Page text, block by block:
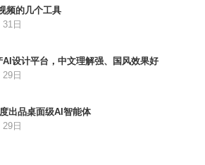
频的几个工具
日
AI设计平台，中文理解强、国风效果好
日
出品桌面级AI智能体
日